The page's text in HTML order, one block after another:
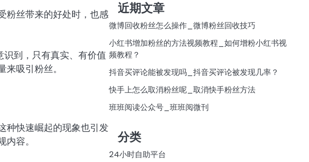
粉丝带来的好处时，也感
识到，只有真实、有价值
吸引粉丝。
种快速崛起的现象也引发
容。
近期文章
微博回收粉丝怎么操作_微博粉丝回收技巧
小红书增加粉丝的方法视频教程_如何增粉小红书视
频教程？
抖音买评论能被发现吗_抖音买评论被发现几率？
快手上怎么取消粉丝呢_取消快手粉丝方法
班班阅读公众号_班班阅微刊
分类
24小时自助平台